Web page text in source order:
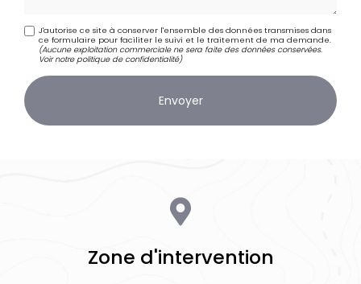
J'autorise ce site à conserver l'ensemble des données transmises dans
ce formulaire pour faciliter le suivi et le traitement de ma demande.
(Aucune exploitation commerciale ne sera faite des données conservées.
Voir notre politique de confidentialité)
Zone d'intervention